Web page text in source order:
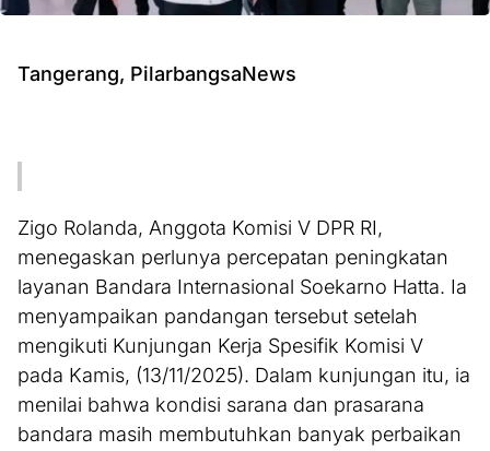
Tangerang, PilarbangsaNews
Zigo Rolanda, Anggota Komisi V DPR RI,
menegaskan perlunya percepatan peningkatan
layanan Bandara Internasional Soekarno Hatta. Ia
menyampaikan pandangan tersebut setelah
mengikuti Kunjungan Kerja Spesifik Komisi V
pada Kamis, (13/11/2025). Dalam kunjungan itu, ia
menilai bahwa kondisi sarana dan prasarana
bandara masih membutuhkan banyak perbaikan